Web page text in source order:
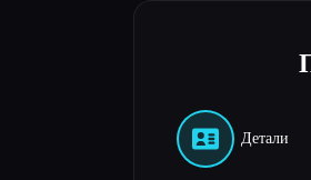
Детали